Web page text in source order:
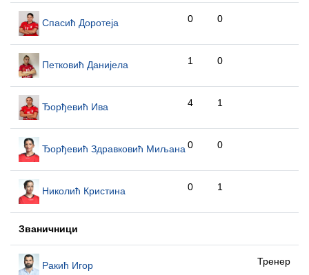
Спасић Доротеја 0 0
Петковић Данијела 1 0
Ђорђевић Ива 4 1
Ђорђевић Здравковић Миљана 0 0
Николић Кристина 0 1
Званичници
Ракић Игор Тренер